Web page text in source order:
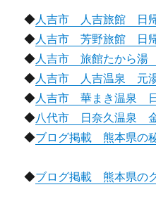
◆人吉市 人吉旅館 日
◆人吉市 芳野旅館 日
◆人吉市 旅館たから湯
◆人吉市 人吉温泉 元
◆人吉市 華まき温泉
◆八代市 日奈久温泉
◆ブログ掲載 熊本県の
◆ブログ掲載 熊本県の